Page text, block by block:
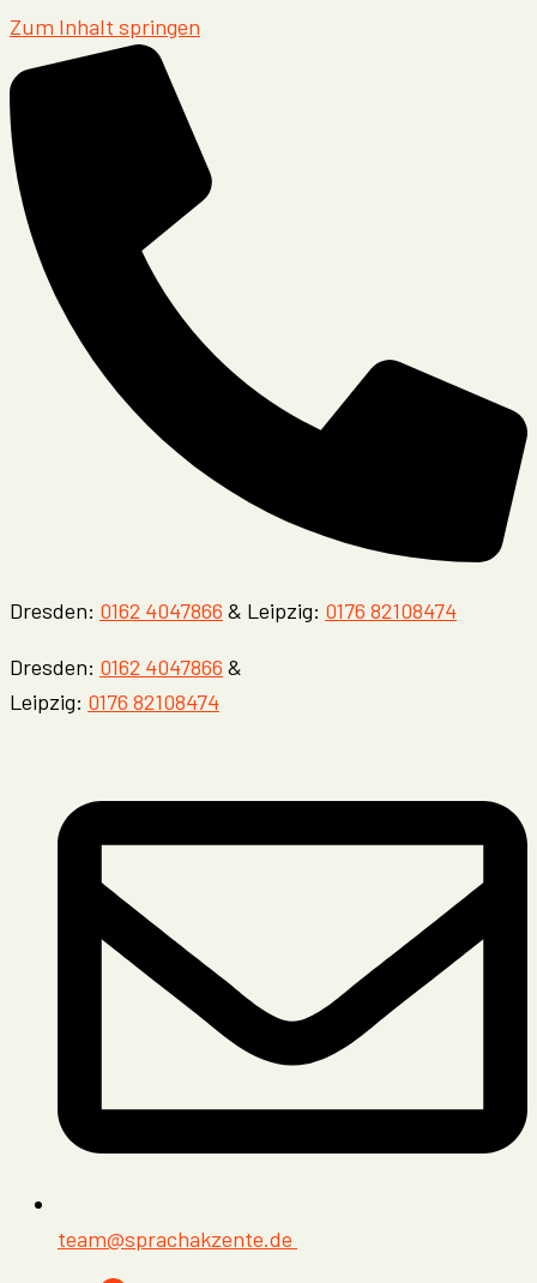
Zum Inhalt springen
Dresden: 0162 4047866 & Leipzig: 0176 82108474
Dresden: 0162 4047866 &
Leipzig: 0176 82108474
team@sprachakzente.de